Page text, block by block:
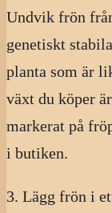
Undvik frön
genetiskt
planta som är
växt du köper
markerat på
i butiken.
3. Lägg frön i